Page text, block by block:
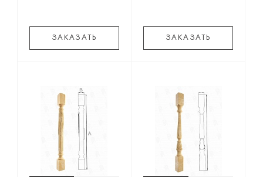
ЗАКАЗАТЬ ЗАКАЗАТЬ